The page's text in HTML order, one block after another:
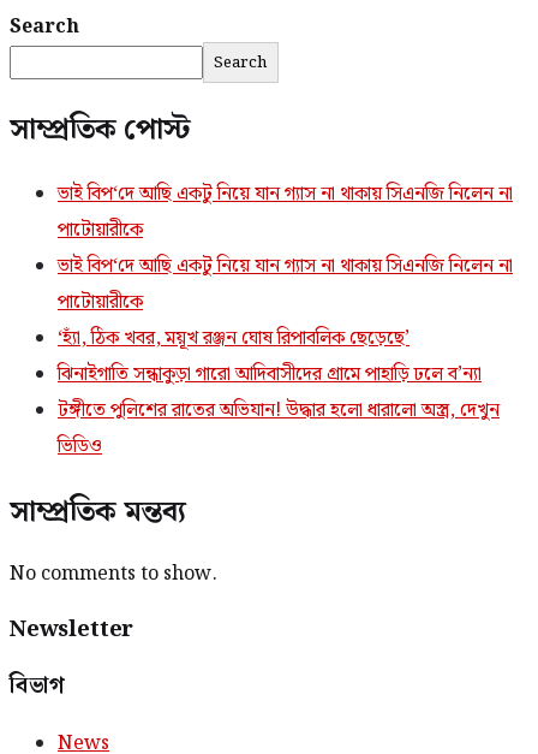
Search
Search
সাম্প্রতিক পোস্ট
ভাই বিপ‘দে আছি একটু নিয়ে যান গ্যাস না থাকায় সিএনজি নিলেন না
পাটোয়ারীকে
ভাই বিপ‘দে আছি একটু নিয়ে যান গ্যাস না থাকায় সিএনজি নিলেন না
পাটোয়ারীকে
‘হ্যাঁ, ঠিক খবর, ময়ূখ রঞ্জন ঘোষ রিপাবলিক ছেড়েছে’
ঝিনাইগাতি সন্ধাকুড়া গারো আদিবাসীদের গ্রামে পাহাড়ি ঢলে ব’ন্যা
টঙ্গীতে পুলিশের রাতের অভিযান! উদ্ধার হলো ধারালো অস্ত্র, দেখুন
ভিডিও
সাম্প্রতিক মন্তব্য
No comments to show.
Newsletter
বিভাগ
News